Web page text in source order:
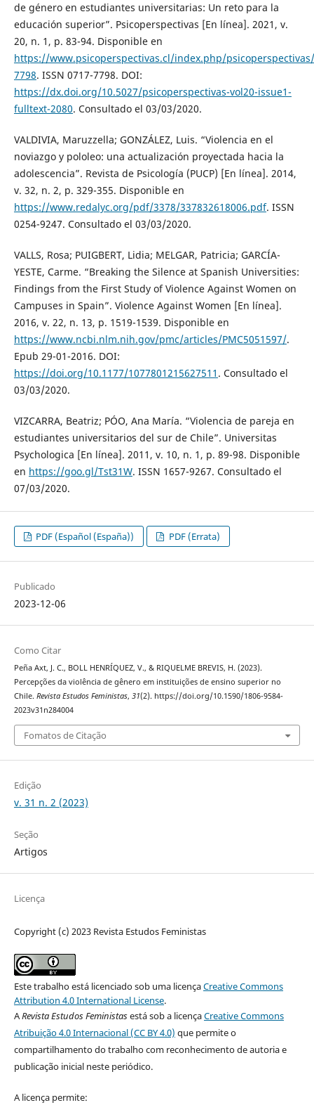
de género en estudiantes universitarias: Un reto para la
educación superior”. Psicoperspectivas [En línea]. 2021, v.
20, n. 1, p. 83-94. Disponible en
https://www.psicoperspectivas.cl/index.php/
7798. ISSN 0717-7798. DOI:
https://dx.doi.org/10.5027/psicoperspectivas-vol20-issue1-
fulltext-2080. Consultado el 03/03/2020.
VALDIVIA, Maruzzella; GONZÁLEZ, Luis. “Violencia en el
noviazgo y pololeo: una actualización proyectada hacia la
adolescencia”. Revista de Psicología (PUCP) [En línea]. 2014,
v. 32, n. 2, p. 329-355. Disponible en
https://www.redalyc.org/pdf/3378/337832618006.pdf. ISSN
0254-9247. Consultado el 03/03/2020.
VALLS, Rosa; PUIGBERT, Lidia; MELGAR, Patricia; GARCÍA-
YESTE, Carme. “Breaking the Silence at Spanish Universities:
Findings from the First Study of Violence Against Women on
Campuses in Spain”. Violence Against Women [En línea].
2016, v. 22, n. 13, p. 1519-1539. Disponible en
https://www.ncbi.nlm.nih.gov/pmc/articles/PMC5051597/.
Epub 29-01-2016. DOI:
https://doi.org/10.1177/1077801215627511 . Consultado el
03/03/2020.
VIZCARRA, Beatriz; PÓO, Ana María. “Violencia de pareja en
estudiantes universitarios del sur de Chile”. Universitas
Psychologica [En línea]. 2011, v. 10, n. 1, p. 89-98. Disponible
en https://goo.gl/Tst31W. ISSN 1657-9267. Consultado el
07/03/2020.
PDF (Español (España)) PDF (Errata)
Publicado
2023-12-06
Como Citar
Peña Axt, J. C., BOLL HENRÍQUEZ, V., & RIQUELME BREVIS, H. (2023).
Percepções da violência de gênero em instituições de ensino superior no
Chile. Revista Estudos Feministas, 31(2). https://doi.org/10.1590/1806-9584-
2023v31n284004
Fomatos de Citação
Edição
v. 31 n. 2 (2023)
Seção
Artigos
Licença
Copyright (c) 2023 Revista Estudos Feministas
Este trabalho está licenciado sob uma licençaCreative Commons
Attribution 4.0 International License.
ARevista Estudos Feministasestá sob a licençaCreative Commons
Atribuição 4.0 Internacional (CC BY 4.0) que permite o
compartilhamento do trabalho com reconhecimento de autoria e
publicação inicial neste periódico.
A licença permite: